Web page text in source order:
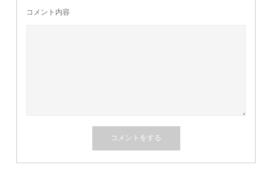
コメント内容